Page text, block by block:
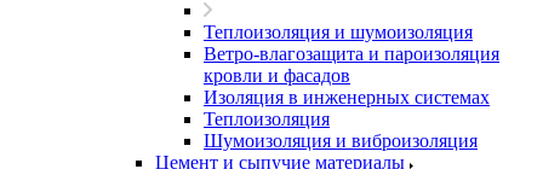
Теплоизоляция и шумоизоляция
Ветро-влагозащита и пароизоляция
кровли и фасадов
Изоляция в инженерных системах
Теплоизоляция
Шумоизоляция и виброизоляция
Цемент и сыпучие материалы